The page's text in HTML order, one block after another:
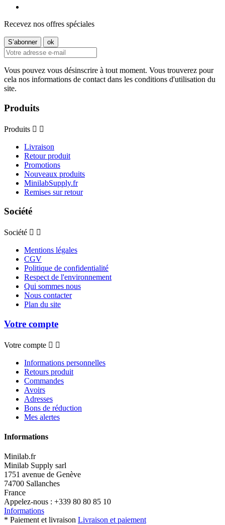
Recevez nos offres spéciales
Vous pouvez vous désinscrire à tout moment. Vous trouverez pour
cela nos informations de contact dans les conditions d'utilisation du
site.
Produits
Produits  
Livraison
Retour produit
Promotions
Nouveaux produits
MinilabSupply.fr
Remises sur retour
Société
Société  
Mentions légales
CGV
Politique de confidentialité
Respect de l'environnement
Qui sommes nous
Nous contacter
Plan du site
Votre compte
Votre compte  
Informations personnelles
Retours produit
Commandes
Avoirs
Adresses
Bons de réduction
Mes alertes
Informations
Minilab.fr
Minilab Supply sarl
1751 avenue de Genève
74700 Sallanches
France
Appelez-nous : +339 80 80 85 10
Informations
* Paiement et livraison Livraison et paiement